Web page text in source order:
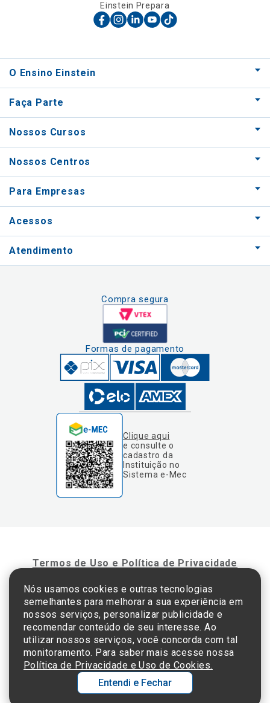
Einstein Prepara
O Ensino Einstein
Faça Parte
Nossos Cursos
Nossos Centros
Para Empresas
Acessos
Atendimento
Compra segura
Formas de pagamento
Clique aqui
e consulte o
cadastro da
Instituição no
Sistema e-Mec
Termos de Uso e Política de Privacidade
©2025 Einstein Hospital Israelita -TODOS OS DIREITOS RESERVADOS
CNPJ: 60.765.823/0001-30 - Endereço: Av. Albert Einstein, 627 - Morumbi - São
Paulo - SP - 05652-000
Nós usamos cookies e outras tecnologias
semelhantes para melhorar a sua experiência em
nossos serviços, personalizar publicidade e
recomendar conteúdo de seu interesse. Ao
utilizar nossos serviços, você concorda com tal
monitoramento. Para saber mais acesse nossa
Política de Privacidade e Uso de Cookies.
Entendi e Fechar